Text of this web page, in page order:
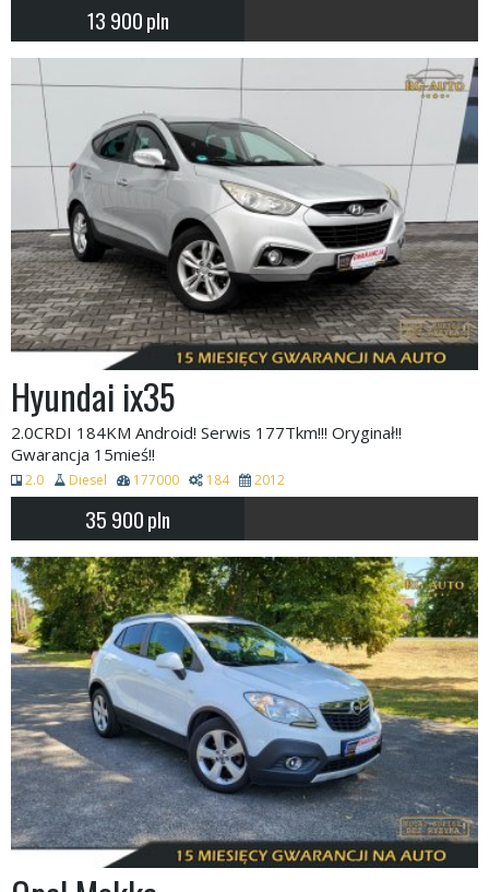
13 900pln
Hyundai ix35
2.0CRDI 184KM Android! Serwis 177Tkm!!! Oryginał!!
Gwarancja 15mieś!!
2.0 Diesel 177000 184 2012
35 900pln